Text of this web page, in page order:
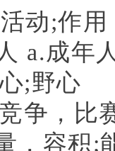
动;作用
a.成年
;野心
争，比
，容积;